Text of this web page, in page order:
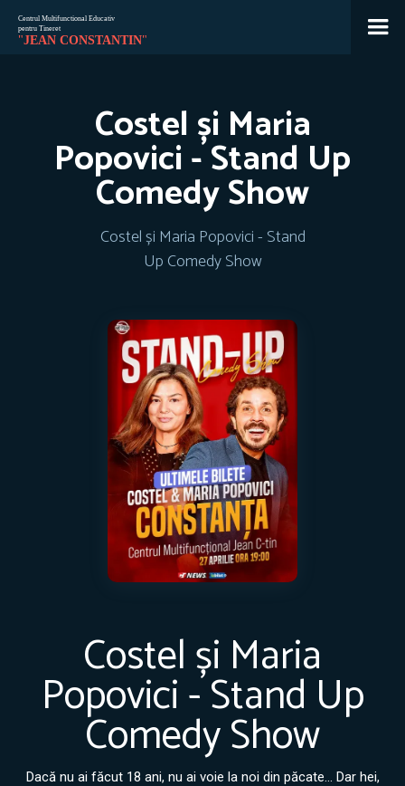
Costel și Maria
Popovici - Stand Up
Comedy Show
Costel și Maria Popovici - Stand
Up Comedy Show
Costel și Maria
Popovici - Stand Up
Comedy Show
Dacă nu ai făcut 18 ani, nu ai voie la noi din păcate... Dar hei,
Asistent Centrul Jean Constantin